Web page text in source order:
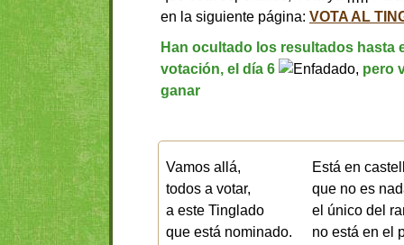
en la siguiente página: VOTA AL
Han ocultado los resultados hasta
votación, el día 6
, pero
ganar
Vamos allá,
todos a votar,
a este Tinglado
que está nominado.
Está en
que no es
el único del
no está en el